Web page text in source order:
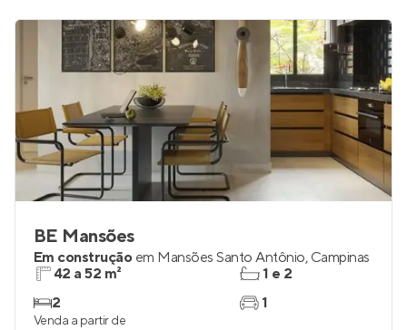
BE Mansões
Em construção em Mansões Santo Antônio, Campinas
42 a 52 m²
2
1 e 2
1
Venda a partir de